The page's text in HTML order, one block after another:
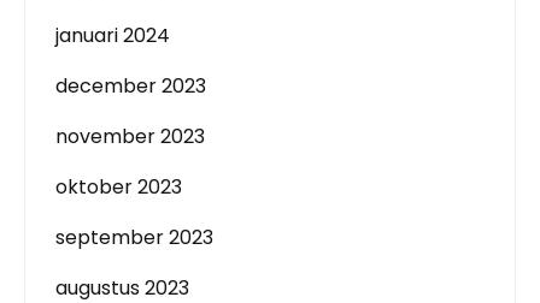
januari 2024
december 2023
november 2023
oktober 2023
september 2023
augustus 2023